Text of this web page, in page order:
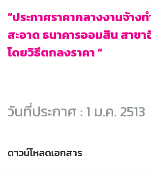
“ประกาศราคากลางงานจ้าง
สะอาด ธนาคารออมสิน สาข
โดยวิธีตกลงราคา “
วันที่ประกาศ : 1 ม.ค. 2513
ดาวน์โหลดเอกสาร